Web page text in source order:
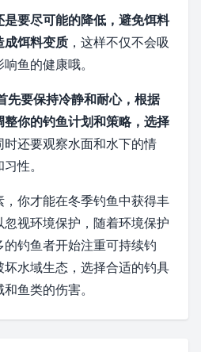
要尽可能的降低，避免饵料
成饵料变质 ，这样不仅不会吸
鱼的健康哦。
先要保持冷静和耐心，根据
你的钓鱼计划和策略，选择
时还要观察水面和水下的情
性。
你才能在冬季钓鱼中获得丰
视环境保护，随着环境保护
钓鱼者开始注重可持续钓
水域生态，选择合适的钓具
鱼类的伤害。